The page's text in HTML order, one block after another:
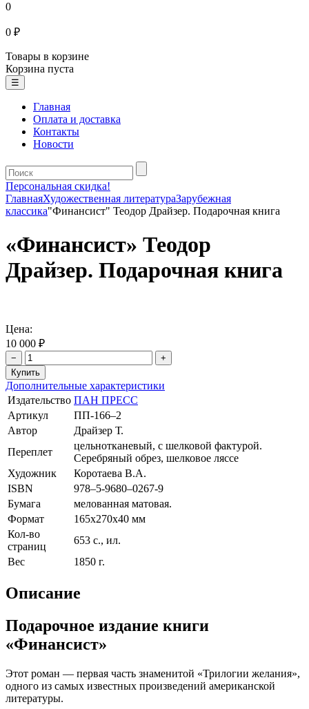
0
0 ₽
Товары в корзине
Корзина пуста
☰
Главная
Оплата и доставка
Контакты
Новости
Персональная скидка!
ГлавнаяХудожественная литератураЗарубежная
классика"Финансист" Теодор Драйзер. Подарочная книга
«Финансист» Теодор
Драйзер. Подарочная книга
Цена:
10 000 ₽
− +
Дополнительные характеристики
Издательство ПАН ПРЕСС
Артикул
ПП-166–2
Автор
Драйзер Т.
Переплет
цельнотканевый, с шелковой фактурой.
Серебряный обрез, шелковое ляссе
Художник
Коротаева В.А.
ISBN
978–5-9680–0267-9
Бумага
мелованная матовая.
Формат
165х270х40 мм
Кол-во
страниц
653 с., ил.
Вес
1850 г.
Описание
Подарочное издание книги
«Финансист»
Этот роман — первая часть знаменитой «Трилогии желания»,
одного из самых известных произведений американской
литературы.